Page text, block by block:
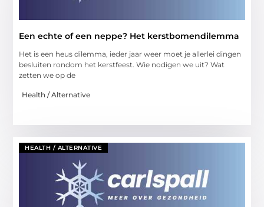
Een echte of een neppe? Het kerstbomendilemma
Het is een heus dilemma, ieder jaar weer moet je allerlei dingen
besluiten rondom het kerstfeest. Wie nodigen we uit? Wat
zetten we op de
Health / Alternative
HEALTH / ALTERNATIVE